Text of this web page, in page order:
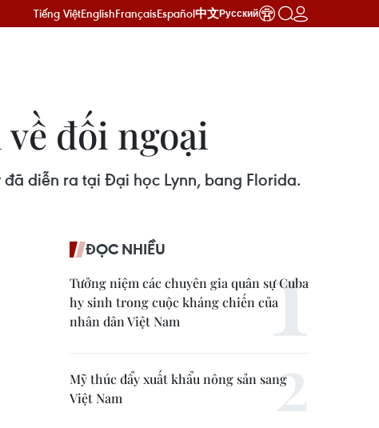
Tiếng ViệtEnglishFrançaisEspañol中文Русский
đối ngoại
diễn ra tại Đại học Lynn, bang Florida.
ĐỌC NHIỀU
Tưởng niệm các chuyên gia quân sự Cuba
hy sinh trong cuộc kháng chiến của
nhân dân Việt Nam
Mỹ thúc đẩy xuất khẩu nông sản sang
Việt Nam